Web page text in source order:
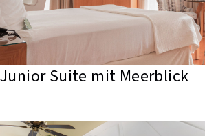
Junior Suite mit Meerblick